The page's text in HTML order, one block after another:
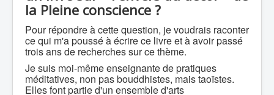
la Pleine conscience ?
Pour répondre à cette question, je voudrais raconter
ce qui m'a poussé à écrire ce livre et à avoir passé
trois ans de recherches sur ce thème.
Je suis moi-même enseignante de pratiques
méditatives, non pas bouddhistes, mais taoïstes.
Elles font partie d'un ensemble d'arts